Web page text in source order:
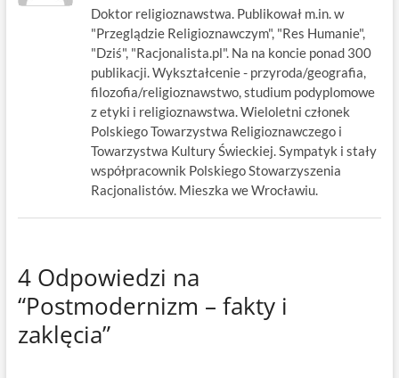
Doktor religioznawstwa. Publikował m.in. w
"Przeglądzie Religioznawczym", "Res Humanie",
"Dziś", "Racjonalista.pl". Na na koncie ponad 300
publikacji. Wykształcenie - przyroda/geografia,
filozofia/religioznawstwo, studium podyplomowe
z etyki i religioznawstwa. Wieloletni członek
Polskiego Towarzystwa Religioznawczego i
Towarzystwa Kultury Świeckiej. Sympatyk i stały
współpracownik Polskiego Stowarzyszenia
Racjonalistów. Mieszka we Wrocławiu.
4 Odpowiedzi na
“Postmodernizm – fakty i
zaklęcia”